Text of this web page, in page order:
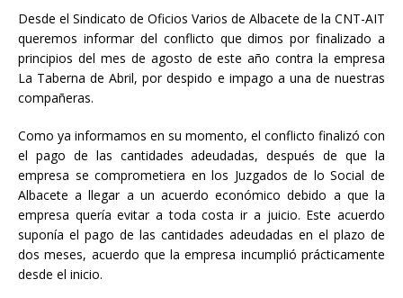
Desde el Sindicato de Oficios Varios de Albacete de la CNT-AIT
queremos informar del conflicto que dimos por finalizado a
principios del mes de agosto de este año contra la empresa
La Taberna de Abril, por despido e impago a una de nuestras
compañeras.
Como ya informamos en su momento, el conflicto finalizó con
el pago de las cantidades adeudadas, después de que la
empresa se comprometiera en los Juzgados de lo Social de
Albacete a llegar a un acuerdo económico debido a que la
empresa quería evitar a toda costa ir a juicio. Este acuerdo
suponía el pago de las cantidades adeudadas en el plazo de
dos meses, acuerdo que la empresa incumplió prácticamente
desde el inicio.